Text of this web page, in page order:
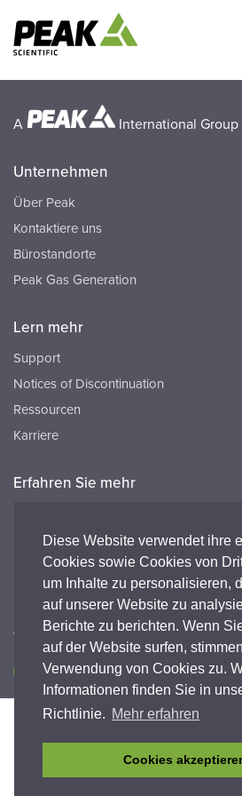
Diese Website verwendet ihre
Cookies sowie Cookies von
um Inhalte zu personalisieren,
auf unserer Website zu
Berichte zu berichten. Wenn
auf der Website surfen,
Verwendung von Cookies zu.
Informationen finden Sie in
Richtlinie. Mehr erfahren
Cookies
A International
Unternehmen
Über Peak
Kontaktiere uns
Bürostandorte
Peak Gas Generation
Lern mehr
Support
Notices of Discontinuation
Ressourcen
Karriere
Erfahren Sie mehr
FAQ's
Peak HQ tel:+44 141 812 8100
Peak GmbH tel:+49 (0) 2421 694 5811
Verbinde dich mit uns
Barrierefreiheit Datenschutz-
Garantieerklärung
© Copyright 2026 Peak Scientific